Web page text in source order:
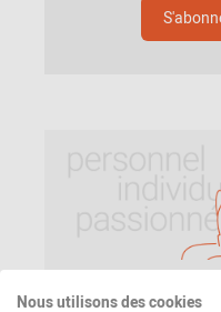
Nous utilisons des cookies